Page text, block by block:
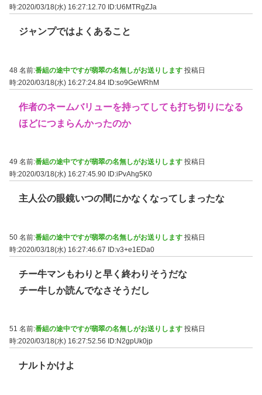
時:2020/03/18(水) 16:27:12.70 ID:U6MTRgZJa
ジャンプではよくあること
48 名前:番組の途中ですが翡翠の名無しがお送りします 投稿日
時:2020/03/18(水) 16:27:24.84 ID:so9GeWRhM
作者のネームバリューを持ってしても打ち切りになる
ほどにつまらんかったのか
49 名前:番組の途中ですが翡翠の名無しがお送りします 投稿日
時:2020/03/18(水) 16:27:45.90 ID:iPvAhg5K0
主人公の眼鏡いつの間にかなくなってしまったな
50 名前:番組の途中ですが翡翠の名無しがお送りします 投稿日
時:2020/03/18(水) 16:27:46.67 ID:v3+e1EDa0
チー牛マンもわりと早く終わりそうだな
チー牛しか読んでなさそうだし
51 名前:番組の途中ですが翡翠の名無しがお送りします 投稿日
時:2020/03/18(水) 16:27:52.56
ID:N2gpUk0jp
ナルトかけよ